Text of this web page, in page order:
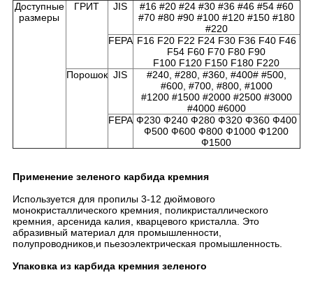
Доступные
размеры
ГРИТ JIS
#16 #20 #24 #30 #36 #46 #54 #60
#70 #80 #90 #100 #120 #150 #180
#220
FEPA F16 F20 F22 F24 F30 F36 F40 F46
F54 F60 F70 F80 F90
F100 F120 F150 F180 F220
Порошок JIS
#240, #280, #360, #400# #500,
#600, #700, #800, #1000
#1200 #1500 #2000 #2500 #3000
#4000 #6000
FEPA Ф230 Ф240 Ф280 Ф320 Ф360 Ф400
Ф500 Ф600 Ф800 Ф1000 Ф1200
Ф1500
Применение зеленого карбида кремния
Используется для пропилы 3-12 дюймового
монокристаллического кремния, поликристаллического
кремния, арсенида калия, кварцевого кристалла. Это
абразивный материал для промышленности,
полупроводников,и пьезоэлектрическая промышленность.
Упаковка из карбида кремния зеленого